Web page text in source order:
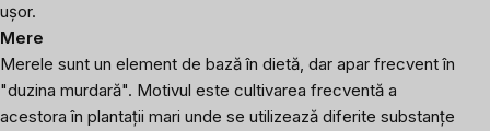
ușor.
Mere
Merele sunt un element de bază în dietă, dar apar frecvent în
"duzina murdară". Motivul este cultivarea frecventă a
acestora în plantații mari unde se utilizează diferite substanțe